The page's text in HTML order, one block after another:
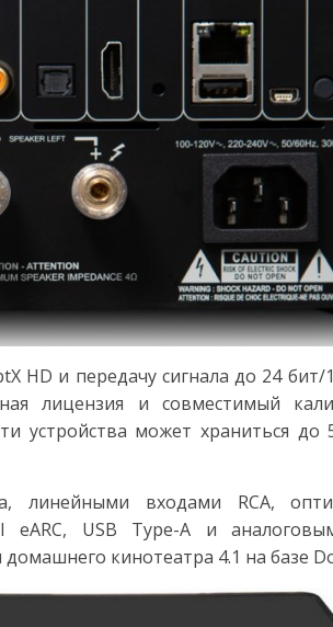
HD и передачу сигнала до 24 бит/
лицензия и совместимый
устройства может храниться до
линейными входами RCA,
eARC, USB Type-A и
кинотеатра 4.1 на базе